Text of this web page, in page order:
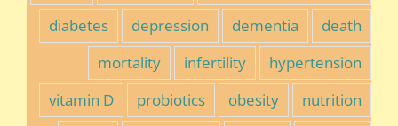
death
dementia
depression
diabetes
hypertension
infertility
mortality
nutrition
obesity
probiotics
vitamin D